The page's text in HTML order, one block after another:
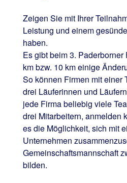
Zeigen Sie mit Ihrer
Leistung und einem
haben.
Es gibt beim 3.
km bzw. 10 km einige
So können Firmen mit einer
drei Läuferinnen und
jede Firma beliebig viele
drei Mitarbeitern, anmelden
es die Möglichkeit, sich mit
Unternehmen
Gemeinschaftsmannschaft
bilden.